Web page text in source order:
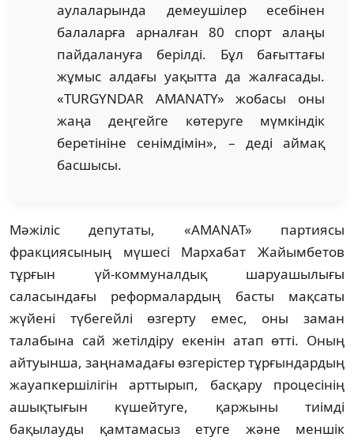
аулаларында демеушілер есебінен
балаларға арналған 80 спорт алаңы
пайдалануға берілді. Бұл бағыттағы
жұмыс алдағы уақытта да жалғасады.
«TURGYNDAR AMANATY» жобасы оны
жаңа деңгейге көтеруге мүмкіндік
беретініне сенімдімін», – деді аймақ
басшысы.
Мәжіліс депутаты, «AMANAT» партиясы
фракциясының мүшесі Мархабат Жайымбетов
тұрғын үй-коммуналдық шаруашылығы
саласындағы реформалардың басты мақсаты
жүйені түбегейлі өзгерту емес, оны заман
талабына сай жетілдіру екенін атап өтті. Оның
айтуынша, заңнамадағы өзгерістер тұрғындардың
жауапкершілігін арттырып, басқару процесінің
ашықтығын күшейтуге, қаржыны тиімді
бақылауды қамтамасыз етуге және меншік